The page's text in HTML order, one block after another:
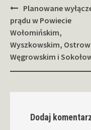
Zobacz
wpisy
Planowane
prądu w Powiecie
Wołomińskim,
Wyszkowskim,
Węgrowskim i
Dodaj